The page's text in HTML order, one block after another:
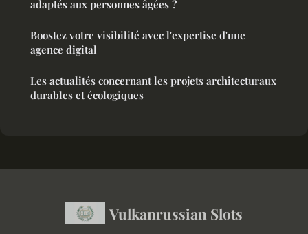
adaptés aux personnes âgées ?
Boostez votre visibilité avec l'expertise d'une
agence digital
Les actualités concernant les projets architecturaux
durables et écologiques
Vulkanrussian Slots